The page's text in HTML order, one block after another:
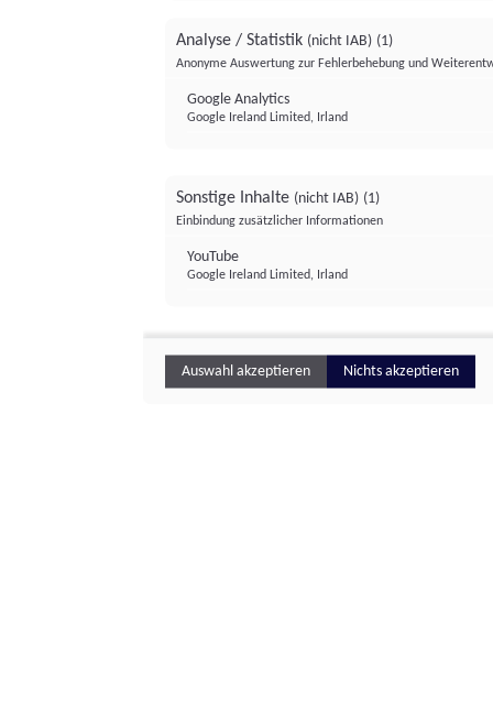
Analyse / Statistik (nicht IAB) (1)
Anonyme Auswertung zur Fehlerbehebung und
Google Analytics
Google Ireland Limited, Irland
Sonstige Inhalte (nicht IAB) (1)
Einbindung zusätzlicher Informationen
YouTube
Google Ireland Limited, Irland
Auswahl akzeptieren Nichts akzeptieren